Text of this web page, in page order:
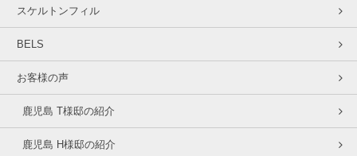
スケルトンフィル
BELS
お客様の声
鹿児島 T様邸の紹介
鹿児島 H様邸の紹介